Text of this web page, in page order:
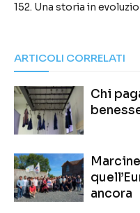
152. Una storia in
ARTICOLI CORRELATI
Chi
ancora